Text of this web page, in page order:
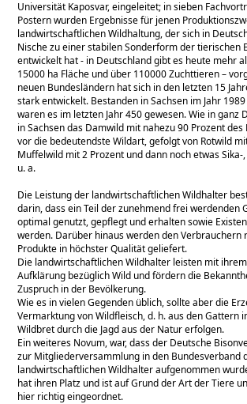
Universität Kaposvar, eingeleitet; in sieben
Postern wurden Ergebnisse für jenen
landwirtschaftlichen Wildhaltung, der sich in
Nische zu einer stabilen Sonderform der tierischen
entwickelt hat - in Deutschland gibt es heute mehr
15000 ha Fläche und über 110000 Zuchttieren –
neuen Bundesländern hat sich in den letzten 15
stark entwickelt. Bestanden in Sachsen im Jahr
waren es im letzten Jahr 450 gewesen. Wie in ganz
in Sachsen das Damwild mit nahezu 90 Prozent
vor die bedeutendste Wildart, gefolgt von Rotwild
Muffelwild mit 2 Prozent und dann noch etwas Sika-
u. a.
Die Leistung der landwirtschaftlichen Wildhalter
darin, dass ein Teil der zunehmend frei werdenden
optimal genutzt, gepflegt und erhalten sowie
werden. Darüber hinaus werden den Verbrauchern
Produkte in höchster Qualität geliefert.
Die landwirtschaftlichen Wildhalter leisten mit
Aufklärung bezüglich Wild und fördern die
Zuspruch in der Bevölkerung.
Wie es in vielen Gegenden üblich, sollte aber die
Vermarktung von Wildfleisch, d. h. aus den Gattern
Wildbret durch die Jagd aus der Natur erfolgen.
Ein weiteres Novum, war, dass der Deutsche
zur Mitgliederversammlung in den Bundesverband
landwirtschaftlichen Wildhalter aufgenommen
hat ihren Platz und ist auf Grund der Art der Tiere
hier richtig eingeordnet.